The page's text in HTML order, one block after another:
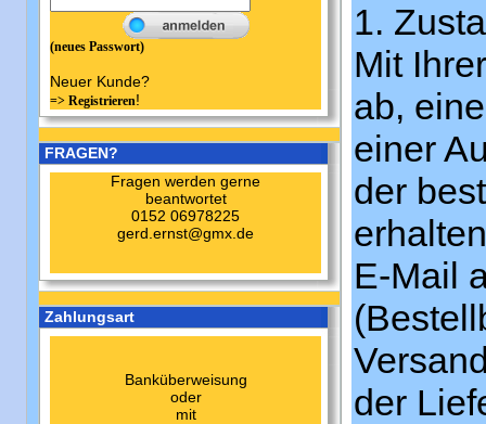
(neues Passwort)
Neuer Kunde?
=> Registrieren!
FRAGEN?
Fragen werden gerne
beantwortet
0152 06978225
gerd.ernst@gmx.de
Zahlungsart
Banküberweisung
oder
mit
1.
Mit
ab,
einer
der
E-Mail
der